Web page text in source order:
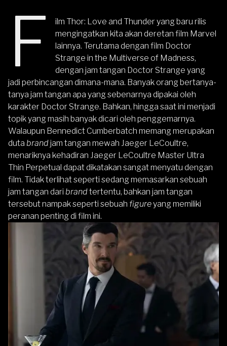
F
ilm Thor: Love and Thunder yang baru rilis
mengingatkan kita akan deretan film Marvel
lainnya. Terutama dengan film Doctor
Strange in the Multiverse of Madness,
dengan jam tangan Doctor Strange yang
jadi perbincangan dimana-mana. Banyak orang bertanya-
tanya jam tangan apa yang sebenarnya dipakai oleh
karakter Doctor Strange. Bahkan, hingga saat ini menjadi
topik yang masih banyak dicari oleh penggemarnya.
Walaupun Bennedict Cumberbatch memang merupakan
duta brandjam tangan mewah Jaeger LeCoultre,
menariknya kehadiran Jaeger LeCoultre Master Ultra
Thin Perpetual dapat dikatakan sangat menyatu dengan
film. Tidak terlihat seperti sedang memasarkan sebuah
jam tangan dari brandtertentu, bahkan jam tangan
tersebut nampak seperti sebuah figureyang memiliki
peranan penting di film ini.